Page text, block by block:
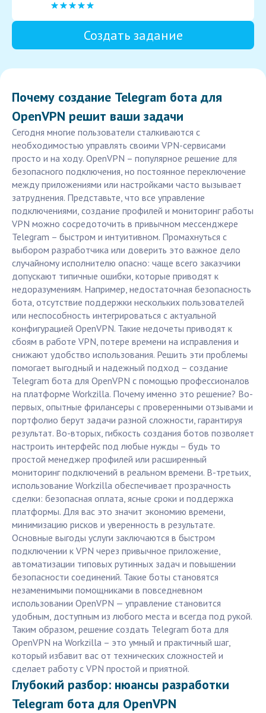
Создать задание
Почему создание Telegram бота для
OpenVPN решит ваши задачи
Сегодня многие пользователи сталкиваются с
необходимостью управлять своими VPN-сервисами
просто и на ходу. OpenVPN – популярное решение для
безопасного подключения, но постоянное переключение
между приложениями или настройками часто вызывает
затруднения. Представьте, что все управление
подключениями, создание профилей и мониторинг работы
VPN можно сосредоточить в привычном мессенджере
Telegram – быстром и интуитивном. Промахнуться с
выбором разработчика или доверить это важное дело
случайному исполнителю опасно: чаще всего заказчики
допускают типичные ошибки, которые приводят к
недоразумениям. Например, недостаточная безопасность
бота, отсутствие поддержки нескольких пользователей
или неспособность интегрироваться с актуальной
конфигурацией OpenVPN. Такие недочеты приводят к
сбоям в работе VPN, потере времени на исправления и
снижают удобство использования. Решить эти проблемы
помогает выгодный и надежный подход – создание
Telegram бота для OpenVPN с помощью профессионалов
на платформе Workzilla. Почему именно это решение? Во-
первых, опытные фрилансеры с проверенными отзывами и
портфолио берут задачи разной сложности, гарантируя
результат. Во-вторых, гибкость создания ботов позволяет
настроить интерфейс под любые нужды – будь то
простой менеджер профилей или расширенный
мониторинг подключений в реальном времени. В-третьих,
использование Workzilla обеспечивает прозрачность
сделки: безопасная оплата, ясные сроки и поддержка
платформы. Для вас это значит экономию времени,
минимизацию рисков и уверенность в результате.
Основные выгоды услуги заключаются в быстром
подключении к VPN через привычное приложение,
автоматизации типовых рутинных задач и повышении
безопасности соединений. Такие боты становятся
незаменимыми помощниками в повседневном
использовании OpenVPN — управление становится
удобным, доступным из любого места и всегда под рукой.
Таким образом, решение создать Telegram бота для
OpenVPN на Workzilla – это умный и практичный шаг,
который избавит вас от технических сложностей и
сделает работу с VPN простой и приятной.
Глубокий разбор: нюансы разработки
Telegram бота для OpenVPN